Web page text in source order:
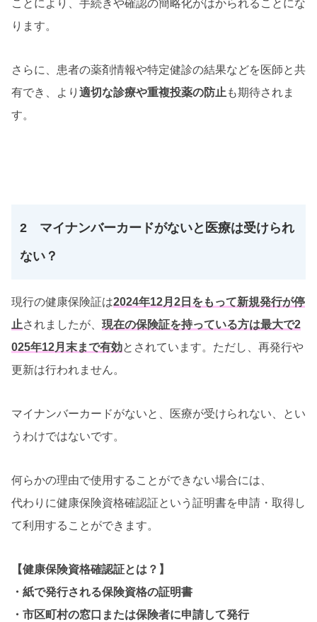
ことにより、手続きや確認の簡略化がはかられることにな
ります。
さらに、患者の薬剤情報や特定健診の結果などを医師と共
有でき、より 適切な診療や重複投薬の防止 も期待されま
す。
2 マイナンバーカードがないと医療は受けられ
ない？
現行の健康保険証は2024年12月2日をもって新規発行が停
止されましたが、 現在の保険証を持っている方は最大で2
025年12月末まで有効とされています。ただし、再発行や
更新は行われません。
マイナンバーカードがないと、医療が受けられない、とい
うわけではないです。
何らかの理由で使用することができない場合には、
代わりに健康保険資格確認証という証明書を申請・取得し
て利用することができます。
【健康保険資格確認証とは？】
・紙で発行される保険資格の証明書
・市区町村の窓口または保険者に申請して発行